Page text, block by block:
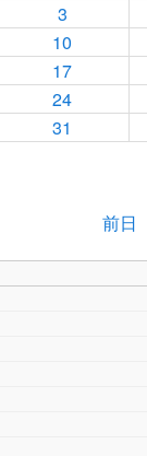
3
10
17
24
31
前日